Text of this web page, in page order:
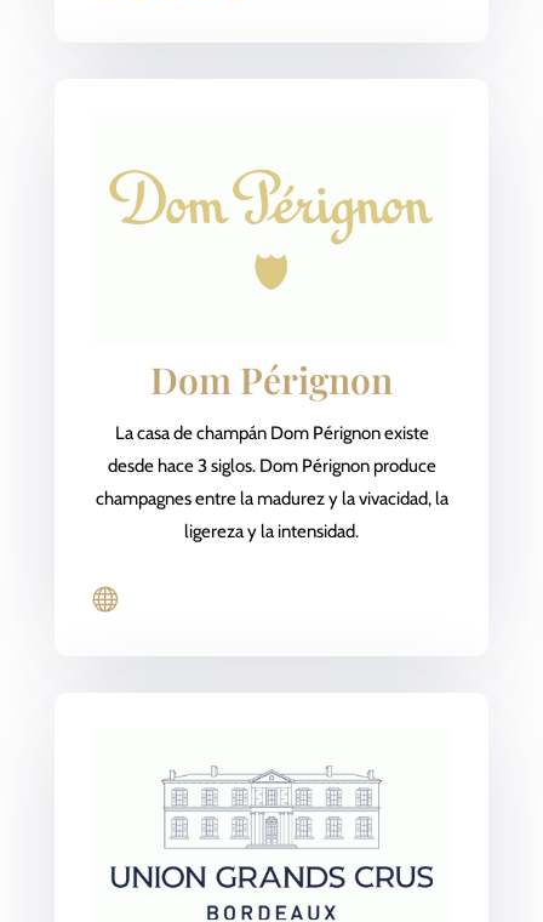
Dom Pérignon
La casa de champán Dom Pérignon existe
desde hace 3 siglos. Dom Pérignon produce
champagnes entre la madurez y la vivacidad, la
ligereza y la intensidad.
